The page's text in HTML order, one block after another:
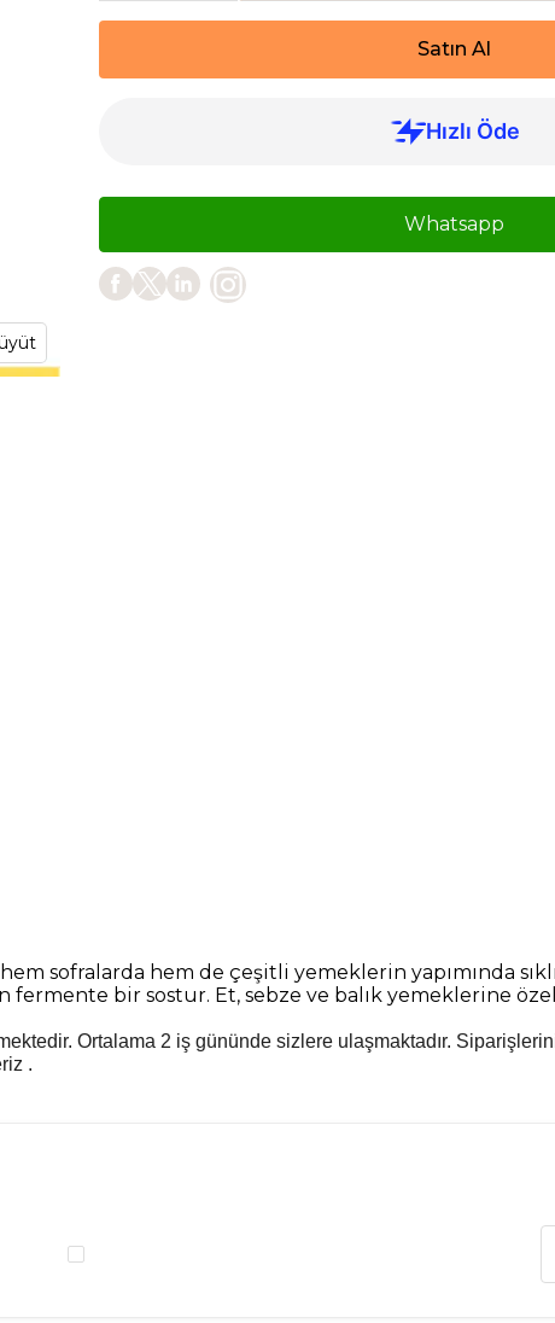
Satın Al
Whatsapp
sofralarda hem de çeşitli yemeklerin yapımında
fermente bir sostur. Et, sebze ve balık yemeklerine
Ortalama 2 iş gününde sizlere ulaşmaktadır.
.